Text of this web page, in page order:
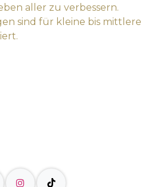
aller zu verbessern.
sind für kleine bis mittlere